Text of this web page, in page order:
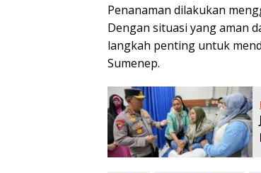
Penanaman dilakukan
Dengan situasi yang aman
langkah penting untuk
Sumenep.